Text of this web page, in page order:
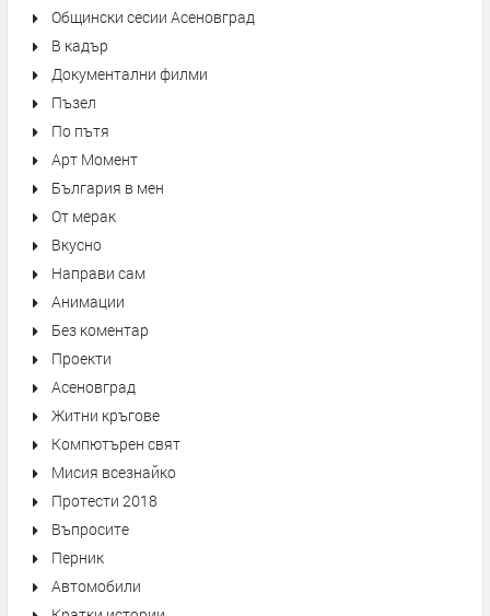
Общински сесии Асеновград
В кадър
Документални филми
Пъзел
По пътя
Арт Момент
България в мен
От мерак
Вкусно
Направи сам
Анимации
Без коментар
Проекти
Асеновград
Житни кръгове
Компютърен свят
Мисия всезнайко
Протести 2018
Въпросите
Перник
Автомобили